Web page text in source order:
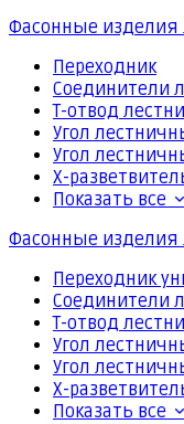
Фасонные изделия
Переходник
Соединители
Т-отвод
Угол
Угол
Х-
Показать все
Фасонные изделия
Переходник
Соединители
Т-отвод
Угол
Угол
Х-
Показать все